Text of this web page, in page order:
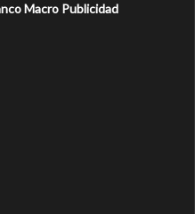
Macro Publicidad